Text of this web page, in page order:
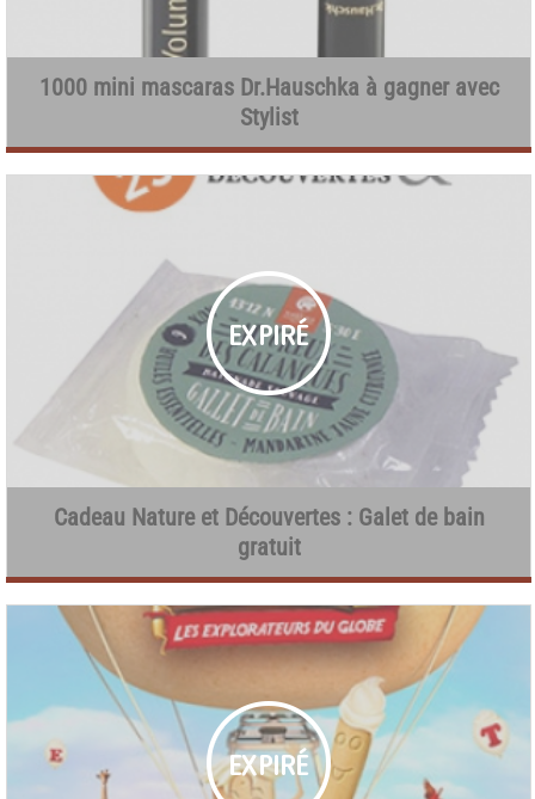
1000 mini mascaras Dr.Hauschka à gagner avec
Stylist
Cadeau Nature et Découvertes : Galet de bain
gratuit